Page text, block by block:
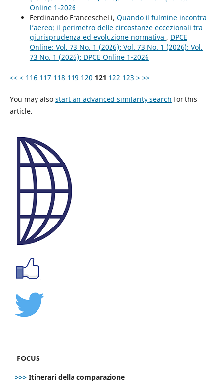
Online 1-2026
Ferdinando Franceschelli, Quando il fulmine incontra
l’aereo: il perimetro delle circostanze eccezionali tra
giurisprudenza ed evoluzione normativa , DPCE
Online: Vol. 73 No. 1 (2026): Vol. 73 No. 1 (2026): Vol.
73 No. 1 (2026): DPCE Online 1-2026
<< < 116 117 118 119 120 121 122 123 > >>
You may also start an advanced similarity search for this
article.
FOCUS
>>> Itinerari della comparazione